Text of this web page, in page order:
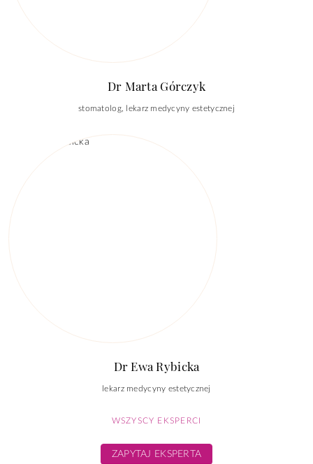
Dr Marta Górczyk
stomatolog, lekarz medycyny estetycznej
Dr Ewa Rybicka
lekarz medycyny estetycznej
WSZYSCY EKSPERCI
ZAPYTAJ EKSPERTA